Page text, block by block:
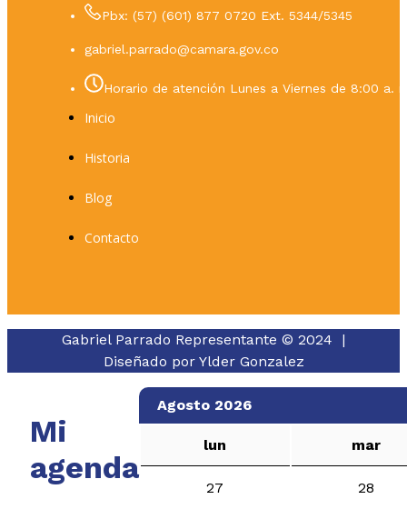
Pbx: (57) (601) 877 0720 Ext. 5344/5345
gabriel.parrado@camara.gov.co
Horario de atención Lunes a Viernes de 8:00 a.
Inicio
Historia
Blog
Contacto
Gabriel Parrado Representante © 2024 |
Diseñado por Ylder Gonzalez
Mi
agenda
Agosto 2026
lun mar
27
28